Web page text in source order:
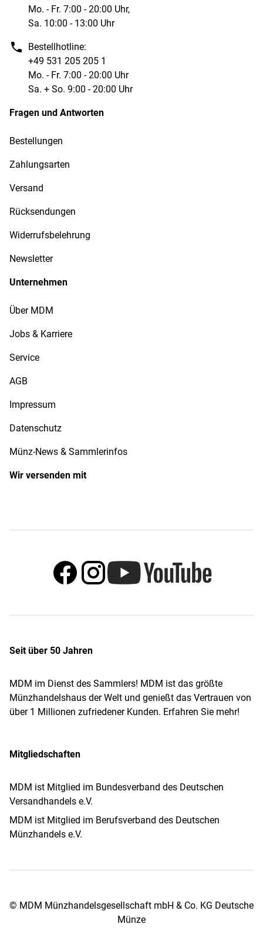
Mo. - Fr. 7:00 - 20:00 Uhr,
Sa. 10:00 - 13:00 Uhr
Bestellhotline:
+49 531 205 205 1
Mo. - Fr. 7:00 - 20:00 Uhr
Sa. + So. 9:00 - 20:00 Uhr
Fragen und Antworten
Bestellungen
Zahlungsarten
Versand
Rücksendungen
Widerrufsbelehrung
Newsletter
Unternehmen
Über MDM
Jobs & Karriere
Service
AGB
Impressum
Datenschutz
Münz-News & Sammlerinfos
Wir versenden mit
Seit über 50 Jahren
MDM im Dienst des Sammlers! MDM ist das größte
Münzhandelshaus der Welt und genießt das Vertrauen von
über 1 Millionen zufriedener Kunden. Erfahren Sie mehr!
Mitgliedschaften
MDM ist Mitglied im Bundesverband des Deutschen
Versandhandels e.V.
MDM ist Mitglied im Berufsverband des Deutschen
Münzhandels e.V.
© MDM Münzhandelsgesellschaft mbH & Co. KG Deutsche
Münze